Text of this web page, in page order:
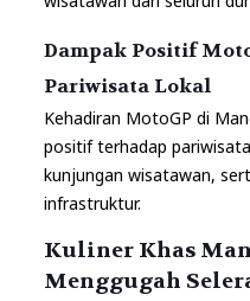
Dampak Positif
Pariwisata Lokal
Kehadiran MotoGP di
positif terhadap
kunjungan wisatawan,
infrastruktur.
Kuliner Khas
Menggugah